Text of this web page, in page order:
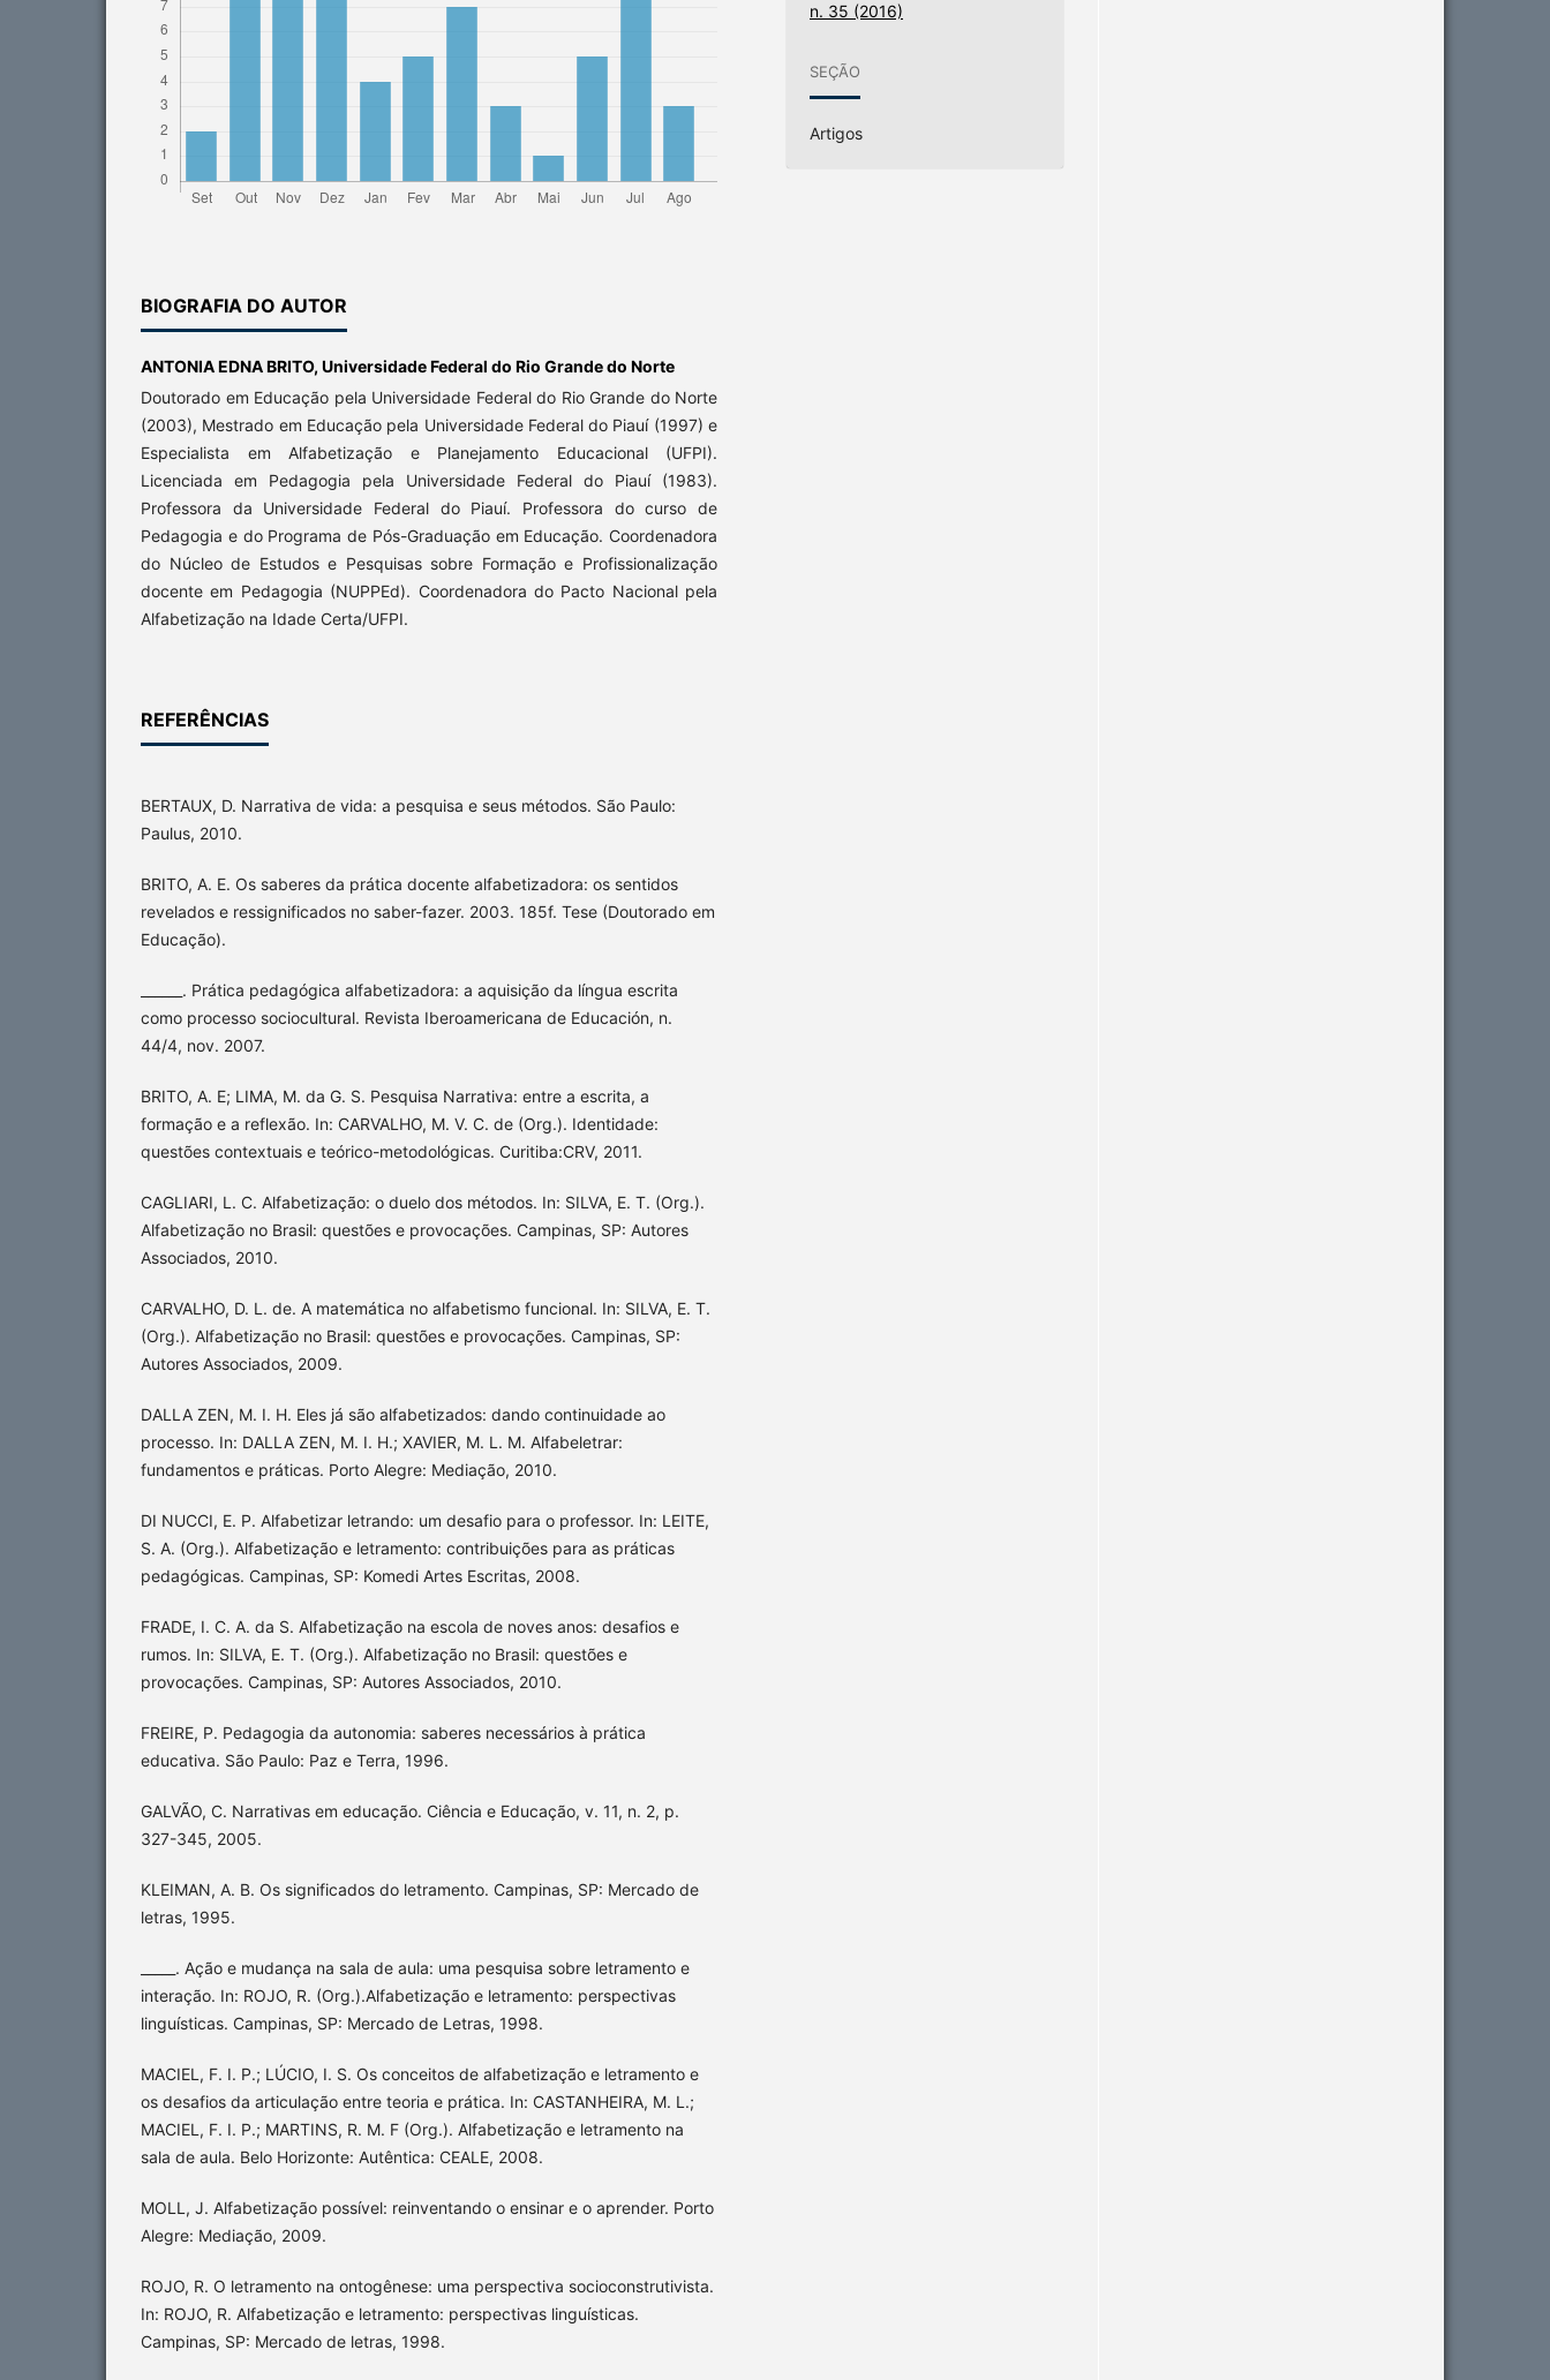
BIOGRAFIA DO AUTOR
ANTONIA EDNA BRITO, Universidade Federal do Rio Grande do Norte
Doutorado em Educação pela Universidade Federal do Rio Grande do Norte
(2003), Mestrado em Educação pela Universidade Federal do Piauí (1997) e
Especialista em Alfabetização e Planejamento Educacional (UFPI).
Licenciada em Pedagogia pela Universidade Federal do Piauí (1983).
Professora da Universidade Federal do Piauí. Professora do curso de
Pedagogia e do Programa de Pós-Graduação em Educação. Coordenadora
do Núcleo de Estudos e Pesquisas sobre Formação e Profissionalização
docente em Pedagogia (NUPPEd). Coordenadora do Pacto Nacional pela
Alfabetização na Idade Certa/UFPI.
REFERÊNCIAS
BERTAUX, D. Narrativa de vida: a pesquisa e seus métodos. São Paulo:
Paulus, 2010.
BRITO, A. E. Os saberes da prática docente alfabetizadora: os sentidos
revelados e ressignificados no saber-fazer. 2003. 185f. Tese (Doutorado em
Educação).
______. Prática pedagógica alfabetizadora: a aquisição da língua escrita
como processo sociocultural. Revista Iberoamericana de Educación, n.
44/4, nov. 2007.
BRITO, A. E; LIMA, M. da G. S. Pesquisa Narrativa: entre a escrita, a
formação e a reflexão. In: CARVALHO, M. V. C. de (Org.). Identidade:
questões contextuais e teórico-metodológicas. Curitiba:CRV, 2011.
CAGLIARI, L. C. Alfabetização: o duelo dos métodos. In: SILVA, E. T. (Org.).
Alfabetização no Brasil: questões e provocações. Campinas, SP: Autores
Associados, 2010.
CARVALHO, D. L. de. A matemática no alfabetismo funcional. In: SILVA, E. T.
(Org.). Alfabetização no Brasil: questões e provocações. Campinas, SP:
Autores Associados, 2009.
DALLA ZEN, M. I. H. Eles já são alfabetizados: dando continuidade ao
processo. In: DALLA ZEN, M. I. H.; XAVIER, M. L. M. Alfabeletrar:
fundamentos e práticas. Porto Alegre: Mediação, 2010.
DI NUCCI, E. P. Alfabetizar letrando: um desafio para o professor. In: LEITE,
S. A. (Org.). Alfabetização e letramento: contribuições para as práticas
pedagógicas. Campinas, SP: Komedi Artes Escritas, 2008.
FRADE, I. C. A. da S. Alfabetização na escola de noves anos: desafios e
rumos. In: SILVA, E. T. (Org.). Alfabetização no Brasil: questões e
provocações. Campinas, SP: Autores Associados, 2010.
FREIRE, P. Pedagogia da autonomia: saberes necessários à prática
educativa. São Paulo: Paz e Terra, 1996.
GALVÃO, C. Narrativas em educação. Ciência e Educação, v. 11, n. 2, p.
327-345, 2005.
KLEIMAN, A. B. Os significados do letramento. Campinas, SP: Mercado de
letras, 1995.
_____. Ação e mudança na sala de aula: uma pesquisa sobre letramento e
interação. In: ROJO, R. (Org.).Alfabetização e letramento: perspectivas
linguísticas. Campinas, SP: Mercado de Letras, 1998.
MACIEL, F. I. P.; LÚCIO, I. S. Os conceitos de alfabetização e letramento e
os desafios da articulação entre teoria e prática. In: CASTANHEIRA, M. L.;
MACIEL, F. I. P.; MARTINS, R. M. F (Org.). Alfabetização e letramento na
sala de aula. Belo Horizonte: Autêntica: CEALE, 2008.
MOLL, J. Alfabetização possível: reinventando o ensinar e o aprender. Porto
Alegre: Mediação, 2009.
ROJO, R. O letramento na ontogênese: uma perspectiva socioconstrutivista.
In: ROJO, R. Alfabetização e letramento: perspectivas linguísticas.
Campinas, SP: Mercado de letras, 1998.
n. 35 (2016)
SEÇÃO
Artigos